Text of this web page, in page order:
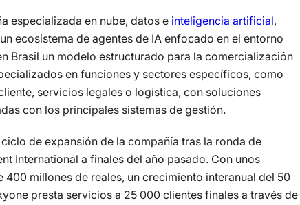
especializada en nube, datos e inteligencia artificial,
ecosistema de agentes de IA enfocado en el entorno
Brasil un modelo estructurado para la comercialización
en funciones y sectores específicos, como
servicios legales o logística, con soluciones
con los principales sistemas de gestión.
de expansión de la compañía tras la ronda de
International a finales del año pasado. Con unos
millones de reales, un crecimiento interanual del 50
presta servicios a 25 000 clientes finales a través de